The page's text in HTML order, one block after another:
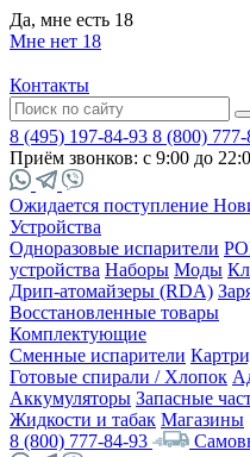
Да, мне есть 18
Мне нет 18
Контакты
8 (495) 197-84-93 8 (800)
Приём звонков: с 9:00 до
Ожидается поступление
Устройства
Одноразовые испарители
устройства Наборы Моды
Дрип-атомайзеры (RDA)
Восстановленные товары
Комплектующие
Сменные испарители
Готовые спирали / Хлопок
Аккумуляторы Запасные
Жидкости и табак Магазины
8 (800) 777-84-93